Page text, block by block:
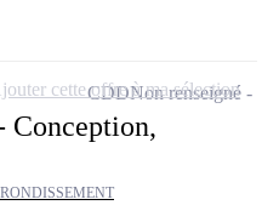
CDDNon renseigné
cette offre à ma sélection